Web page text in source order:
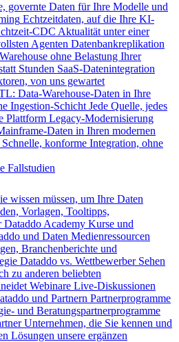
governte Daten für Ihre Modelle und
Echtzeitdaten, auf die Ihre KI-
CDC Aktualität unter einer
Agenten Datenbankreplikation
ohne Belastung Ihrer
Stunden SaaS-Datenintegration
von uns gewartet
Data-Warehouse-Daten in Ihre
Ingestion-Schicht Jede Quelle, jedes
Plattform Legacy-Modernisierung
Daten in Ihren modernen
Schnelle, konforme Integration, ohne
Fallstudien
wissen müssen, um Ihre Daten
Vorlagen, Tooltipps,
Dataddo Academy Kurse und
und Daten Medienressourcen
Branchenberichte und
Dataddo vs. Wettbewerber Sehen
zu anderen beliebten
Webinare Live-Diskussionen
und Partnern Partnerprogramme
und Beratungspartnerprogramme
Unternehmen, die Sie kennen und
Lösungen unsere ergänzen